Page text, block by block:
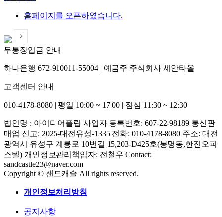
홈페이지를 오픈하였습니다.
무통장입금 안내
하나은행 672-910011-55004 | 예금주 주식회사 세안타올
고객센터 안내
010-4178-8080 | 평일 10:00 ~ 17:00 | 점심 11:30 ~ 12:30
법인명 : 아이디어플립 사업자 등록번호: 607-22-98189 통신판
매업 신고: 2025-대전유성-1335 전화: 010-4178-8080 주소: 대전
광역시 유성구 계룡로 10번길 15,203-D425호(봉명동,한진오피
스텔) 개인정보관리책임자: 전철우 Contact:
sandcastle23@naver.com
Copyright © 샌드캐슬 All rights reserved.
개인정보처리방침
공지사항